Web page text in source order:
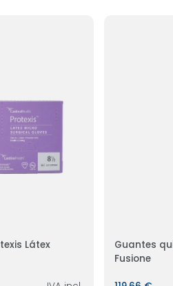
Látex
Guantes
Fusione